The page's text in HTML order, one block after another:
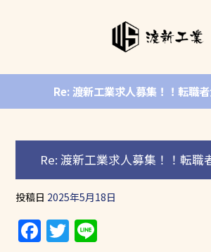
Re: 渡新工業求人募集！！転職者
Re: 渡新工業求人募集！！転職
投稿日 2025年5月18日
F T